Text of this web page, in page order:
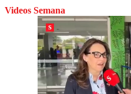
Videos Semana